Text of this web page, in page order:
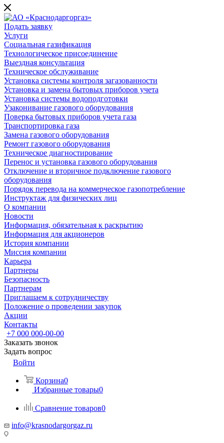
Подать заявку
Услуги
Социальная газификация
Технологическое присоединение
Выездная консультация
Техническое обслуживание
Установка системы контроля загазованности
Установка и замена бытовых приборов учета
Установка системы водоподготовки
Узаконивание газового оборудования
Поверка бытовых приборов учета газа
Транспортировка газа
Замена газового оборудования
Ремонт газового оборудования
Техническое диагностирование
Перенос и установка газового оборудования
Отключение и вторичное подключение газового
оборудования
Порядок перевода на коммерческое газопотребление
Инструктаж для физических лиц
О компании
Новости
Информация, обязательная к раскрытию
Информация для акционеров
История компании
Миссия компании
Карьера
Партнеры
Безопасность
Партнерам
Приглашаем к сотрудничеству
Положение о проведении закупок
Акции
Контакты
+7 000 000-00-00
Заказать звонок
Задать вопрос
Войти
Корзина0
Избранные товары0
Сравнение товаров0
info@krasnodargorgaz.ru